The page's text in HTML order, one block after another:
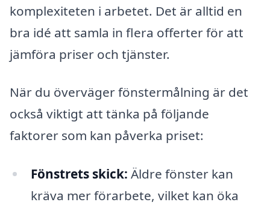
komplexiteten i arbetet. Det är alltid en
bra idé att samla in flera offerter för att
jämföra priser och tjänster.
När du överväger fönstermålning är det
också viktigt att tänka på följande
faktorer som kan påverka priset:
Fönstrets skick: Äldre fönster kan
kräva mer förarbete, vilket kan öka